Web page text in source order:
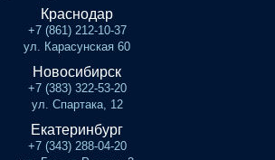
Краснодар
+7 (861) 212-10-37
ул. Карасунская 60
Новосибирск
+7 (383) 322-53-20
ул. Спартака, 12
Екатеринбург
+7 (343) 288-04-20